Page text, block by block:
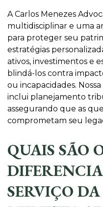
A Carlos Menezes
multidisciplinar e uma
para proteger seu
estratégias
ativos, investimentos e
blindá-los contra
ou incapacidades.
inclui planejamento
assegurando que as
comprometam seu
QUAIS SÃO
SERVIÇO